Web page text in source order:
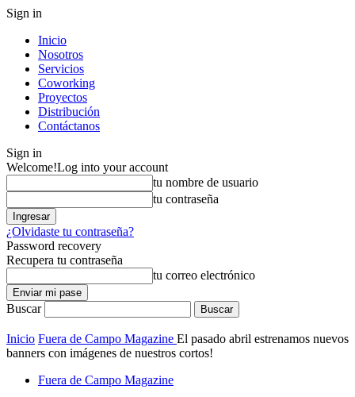
Sign in
Inicio
Nosotros
Servicios
Coworking
Proyectos
Distribución
Contáctanos
Sign in
Welcome!Log into your account
tu nombre de usuario
tu contraseña
¿Olvidaste tu contraseña?
Password recovery
Recupera tu contraseña
tu correo electrónico
Buscar
Inicio Fuera de Campo Magazine El pasado abril estrenamos nuevos
banners con imágenes de nuestros cortos!
Fuera de Campo Magazine